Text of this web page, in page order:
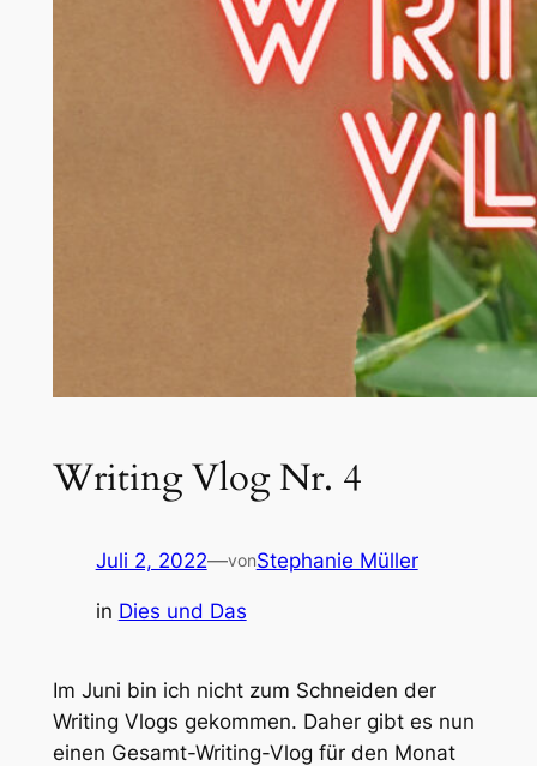
Writing Vlog Nr. 4
Juli 2, 2022—vonStephanie Müller
in Dies und Das
Im Juni bin ich nicht zum Schneiden der
Writing Vlogs gekommen. Daher gibt es nun
einen Gesamt-Writing-Vlog für den Monat